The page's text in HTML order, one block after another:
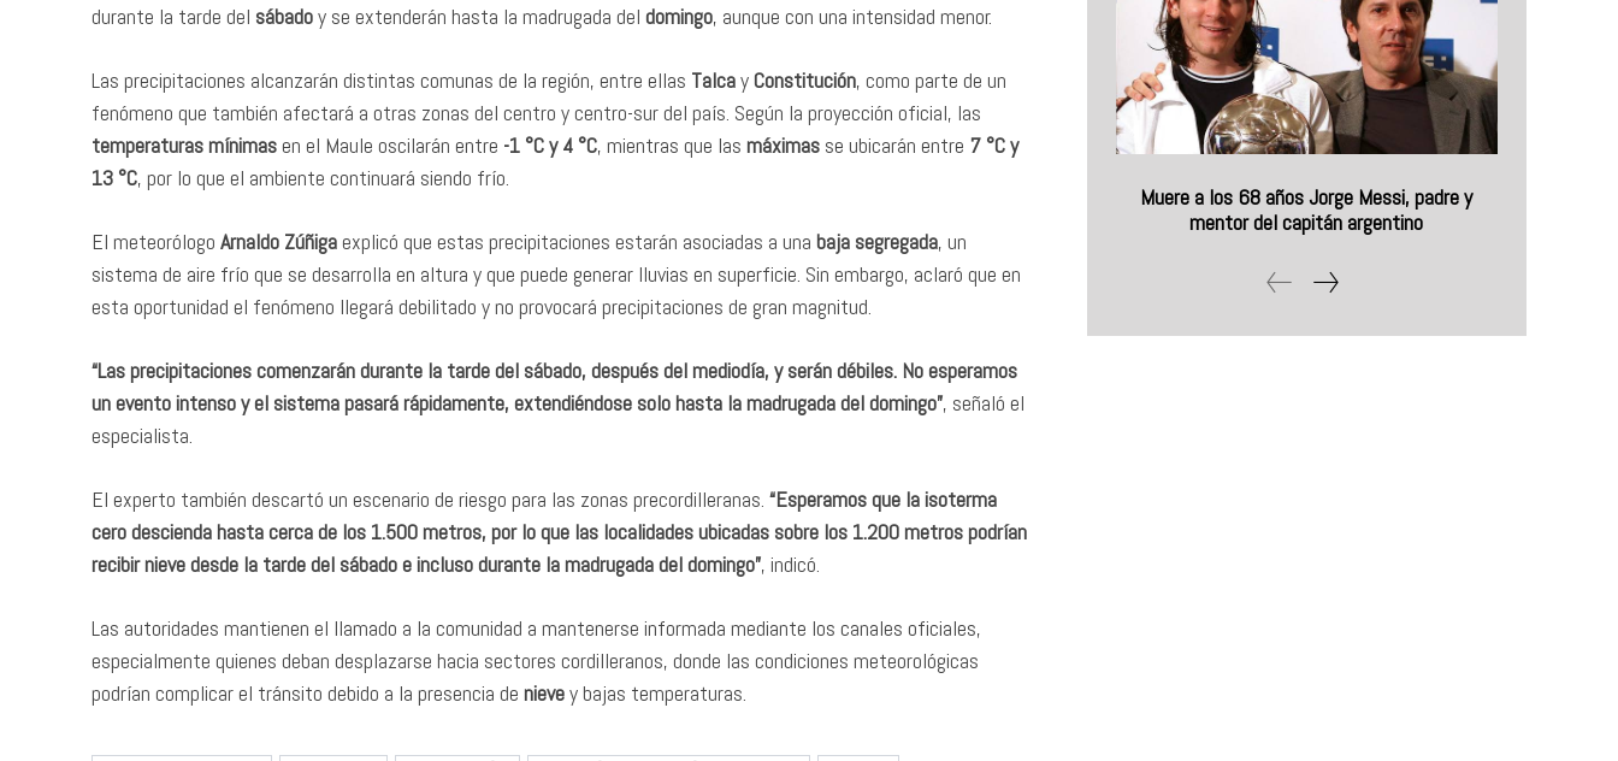
durante la tarde del sábadoy se extenderán hasta la madrugada del domingo, aunque con una intensidad menor.
Las precipitaciones alcanzarán distintas comunas de la región, entre ellas TalcayConstitución, como parte de un
fenómeno que también afectará a otras zonas del centro y centro-sur del país. Según la proyección oficial, las
temperaturas mínimasen el Maule oscilarán entre -1 °C y 4 °C, mientras que las máximas se ubicarán entre 7 °C y
13 °C, por lo que el ambiente continuará siendo frío.
El meteorólogo Arnaldo Zúñigaexplicó que estas precipitaciones estarán asociadas a una baja segregada, un
sistema de aire frío que se desarrolla en altura y que puede generar lluvias en superficie. Sin embargo, aclaró que en
esta oportunidad el fenómeno llegará debilitado y no provocará precipitaciones de gran magnitud.
“Las precipitaciones comenzarán durante la tarde del sábado, después del mediodía, y serán débiles. No esperamos
un evento intenso y el sistema pasará rápidamente, extendiéndose solo hasta la madrugada del domingo”, señaló el
especialista.
El experto también descartó un escenario de riesgo para las zonas precordilleranas. “Esperamos que la isoterma
cero descienda hasta cerca de los 1.500 metros, por lo que las localidades ubicadas sobre los 1.200 metros podrían
recibir nieve desde la tarde del sábado e incluso durante la madrugada del domingo”, indicó.
Las autoridades mantienen el llamado a la comunidad a mantenerse informada mediante los canales oficiales,
especialmente quienes deban desplazarse hacia sectores cordilleranos, donde las condiciones meteorológicas
podrían complicar el tránsito debido a la presencia de nievey bajas temperaturas.
Muere a los 68 años Jorge Messi, padre y
mentor del capitán argentino